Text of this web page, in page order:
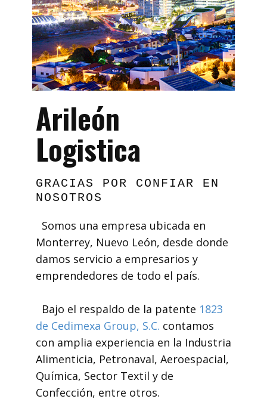
Arileón
Logistica
GRACIAS POR CONFIAR EN
NOSOTROS
Somos una empresa ubicada en
Monterrey, Nuevo León, desde donde
damos servicio a empresarios y
emprendedores de todo el país.
Bajo el respaldo de la patente 1823
de Cedimexa Group, S.C. contamos
con amplia experiencia en la Industria
Alimenticia, Petronaval, Aeroespacial,
Química, Sector Textil y de
Confección, entre otros.